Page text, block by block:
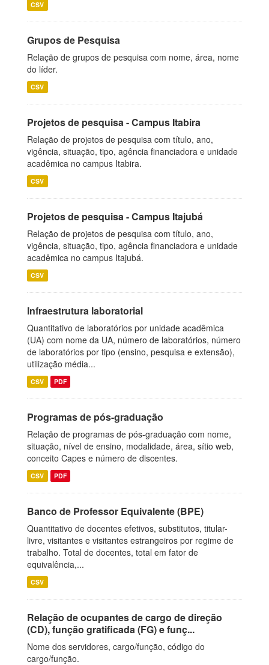
CSV
Grupos de Pesquisa
Relação de grupos de pesquisa com nome, área, nome
do líder.
CSV
Projetos de pesquisa - Campus Itabira
Relação de projetos de pesquisa com título, ano,
vigência, situação, tipo, agência financiadora e unidade
acadêmica no campus Itabira.
CSV
Projetos de pesquisa - Campus Itajubá
Relação de projetos de pesquisa com título, ano,
vigência, situação, tipo, agência financiadora e unidade
acadêmica no campus Itajubá.
CSV
Infraestrutura laboratorial
Quantitativo de laboratórios por unidade acadêmica
(UA) com nome da UA, número de laboratórios, número
de laboratórios por tipo (ensino, pesquisa e extensão),
utilização média...
CSV PDF
Programas de pós-graduação
Relação de programas de pós-graduação com nome,
situação, nível de ensino, modalidade, área, sítio web,
conceito Capes e número de discentes.
CSV PDF
Banco de Professor Equivalente (BPE)
Quantitativo de docentes efetivos, substitutos, titular-
livre, visitantes e visitantes estrangeiros por regime de
trabalho. Total de docentes, total em fator de
equivalência,...
CSV
Relação de ocupantes de cargo de direção
(CD), função gratificada (FG) e funç...
Nome dos servidores, cargo/função, código do
cargo/função.